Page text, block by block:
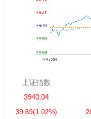
上证指数
3940.04
39.69(1.02%)